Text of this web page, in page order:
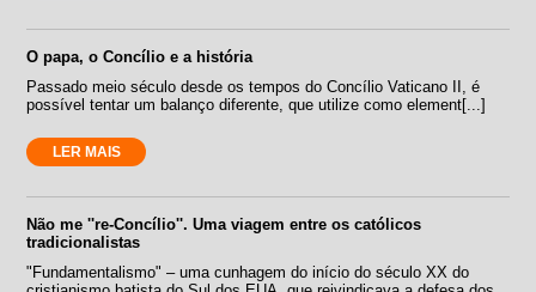
O papa, o Concílio e a história
Passado meio século desde os tempos do Concílio Vaticano II, é
possível tentar um balanço diferente, que utilize como element[...]
LER MAIS
Não me ''re-Concílio''. Uma viagem entre os católicos
tradicionalistas
"Fundamentalismo" – uma cunhagem do início do século XX do